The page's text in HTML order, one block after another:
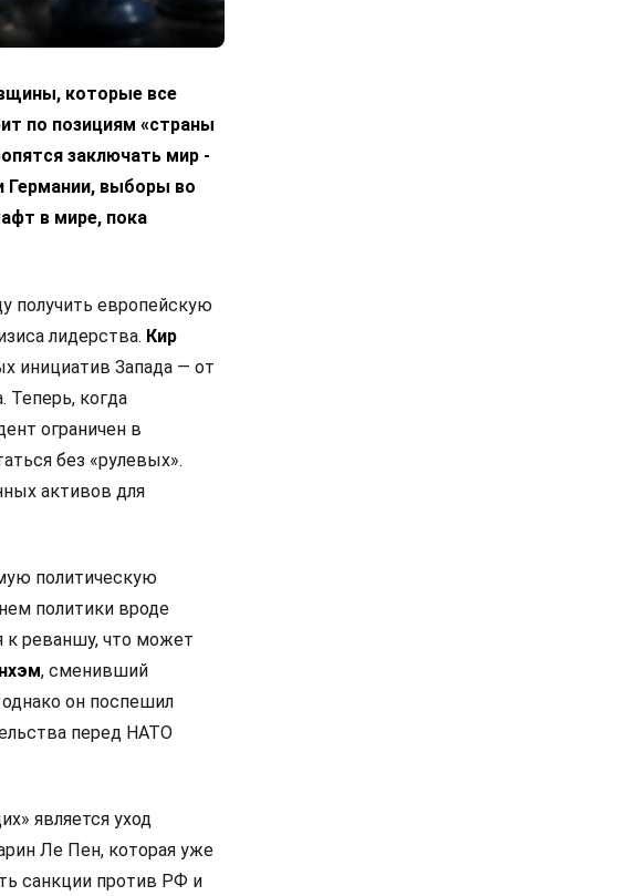
которые все
по позициям «страны
заключать мир -
Германии, выборы во
в мире, пока
получить европейскую
лидерства. Кир
инициатив Запада — от
Теперь, когда
ограничен в
без «рулевых».
активов для
политическую
политики вроде
к реваншу, что может
, сменивший
он поспешил
перед НАТО
является уход
Ле Пен, которая уже
санкции против РФ и